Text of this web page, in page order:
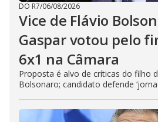
DO R7/06/08/2026
Vice de Flávio
Gaspar votou pelo
6x1 na Câmara
Proposta é alvo de críticas do filho
Bolsonaro; candidato defende